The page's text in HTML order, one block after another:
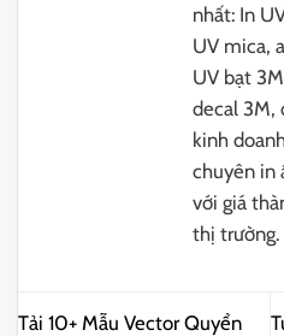
nhất: In
UV mica,
UV bạt
decal 3M,
kinh
chuyên in
với giá
thị trường.
Tải 10+ Mẫu Vector Quyển